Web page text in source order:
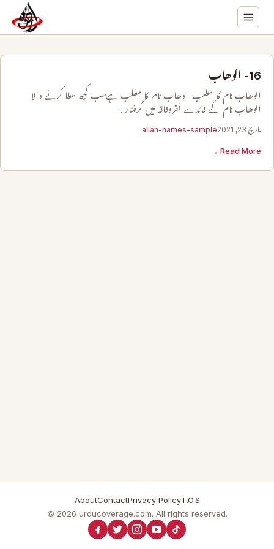
16- الوھاب
الوھاب نام کا مطلب الوھاب نام کا مطلب ہےسب کچھ عطا کرنے والا
الوھاب نام کے فائدے فقروفاقہ میں گرفتار…
مارچ 23, 2021 allah-names-sample
Read More →
AboutContactPrivacy PolicyT.O.S
© 2026 urducoverage.com. All rights reserved.